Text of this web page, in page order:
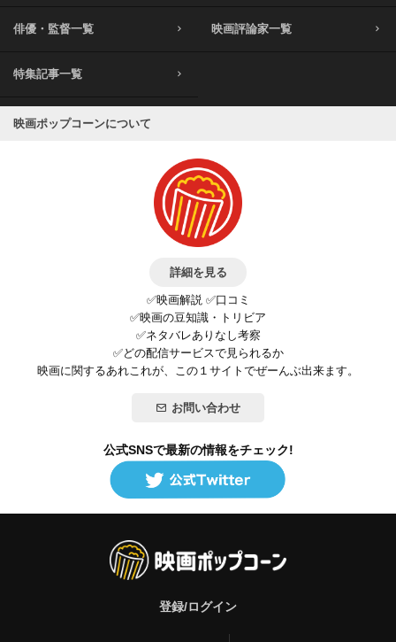
俳優・監督一覧 映画評論家一覧
特集記事一覧
映画ポップコーンについて
詳細を見る
✅映画解説 ✅口コミ
✅映画の豆知識・トリビア
✅ネタバレありなし考察
✅どの配信サービスで見られるか
映画に関するあれこれが、この１サイトでぜーんぶ出来ます。
お問い合わせ
公式SNSで最新の情報をチェック!
登録/ログイン